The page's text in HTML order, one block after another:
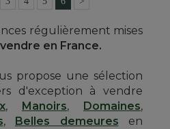
régulièrement mises
en France.
propose une sélection
d'exception à vendre
, Manoirs, Domaines,
, Belles demeures en